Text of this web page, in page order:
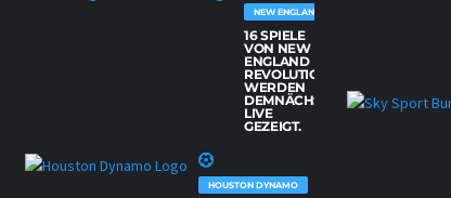
NEW ENGLAND REVOLUTION
16 SPIELE
VON NEW
ENGLAND
REVOLUTION
WERDEN
DEMNÄCHST
LIVE
GEZEIGT.
HOUSTON DYNAMO